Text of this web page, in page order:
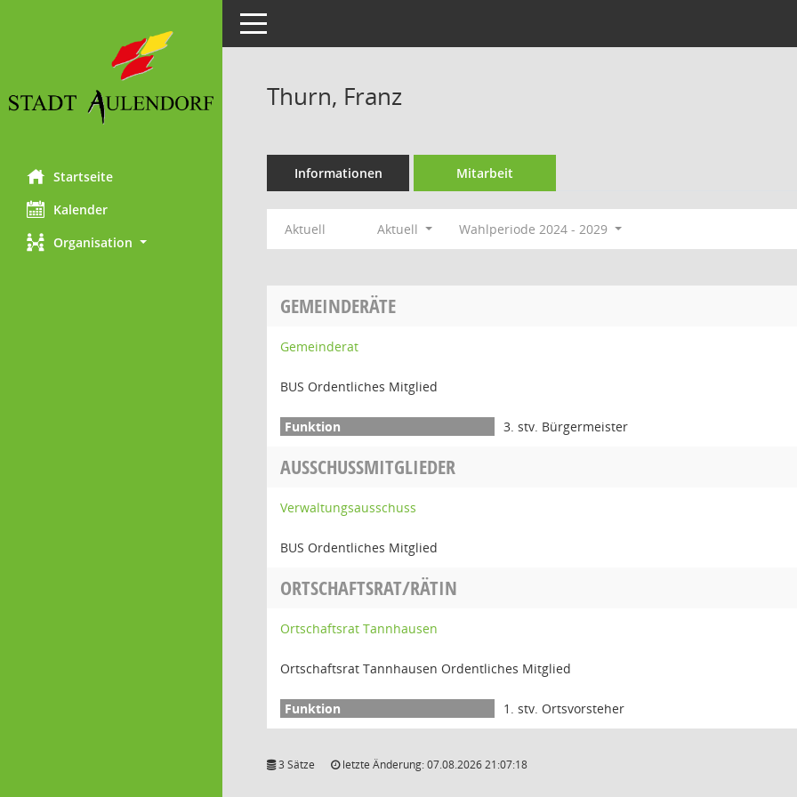
Startseite
Kalender
Organisation
Toggle navigation
Thurn, Franz
Informationen Mitarbeit
Aktuell Aktuell Wahlperiode 2024 - 2029
GEMEINDERÄTE
Gemeinderat
BUS Ordentliches Mitglied
3. stv. Bürgermeister
AUSSCHUSSMITGLIEDER
Verwaltungsausschuss
BUS Ordentliches Mitglied
ORTSCHAFTSRAT/RÄTIN
Ortschaftsrat Tannhausen
Ortschaftsrat Tannhausen Ordentliches Mitglied
1. stv. Ortsvorsteher
3 Sätze letzte Änderung: 07.08.2026 21:07:18